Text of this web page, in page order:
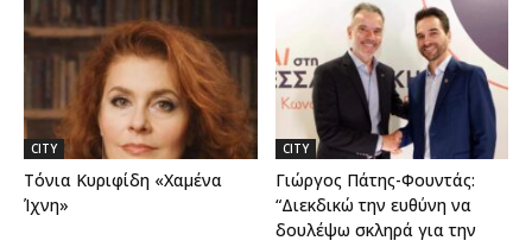
CITY
Τόνια Κυριφίδη «Χαμένα
Ίχνη»
CITY
Γιώργος Πάτης-Φουντάς:
“Διεκδικώ την ευθύνη να
δουλέψω σκληρά για την